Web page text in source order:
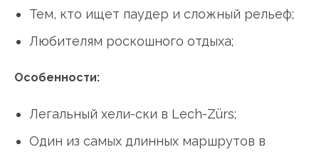
Тем, кто ищет паудер и сложный рельеф;
Любителям роскошного отдыха;
Особенности:
Легальный хели-ски в Lech-Zürs;
Один из самых длинных маршрутов в